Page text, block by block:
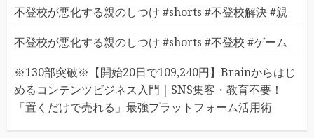
不登校が悪化する親のしつけ #shorts #不登校解決 #親
不登校が悪化する親のしつけ #shorts #不登校 #ゲーム
※130部突破※【開始20日で109,240円】Brainからはじ
めるコンテンツビジネス入門｜SNS集客・教育不要！
「置くだけで売れる」最強プラットフォーム活用術